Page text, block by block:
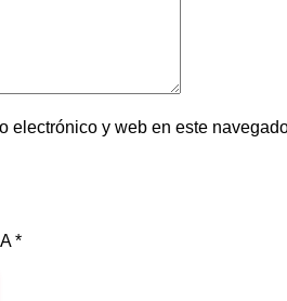
electrónico y web en este
*